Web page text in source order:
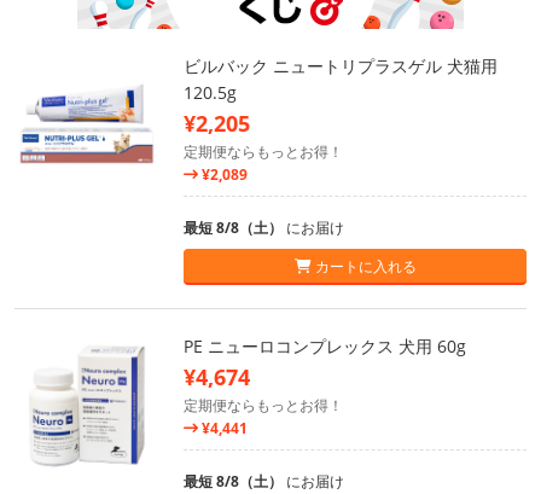
ビルバック ニュートリプラスゲル 犬猫用
120.5g
¥2,205
定期便ならもっとお得！
¥2,089
最短 8/8（土） にお届け
カートに入れる
PE ニューロコンプレックス 犬用 60g
¥4,674
定期便ならもっとお得！
¥4,441
最短 8/8（土） にお届け